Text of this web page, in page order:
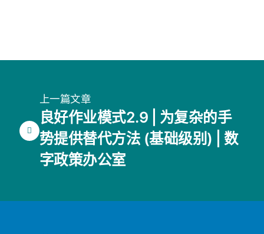
上一篇文章
良好作业模式2.9 | 为复杂的手
势提供替代方法 (基础级别) | 数
字政策办公室